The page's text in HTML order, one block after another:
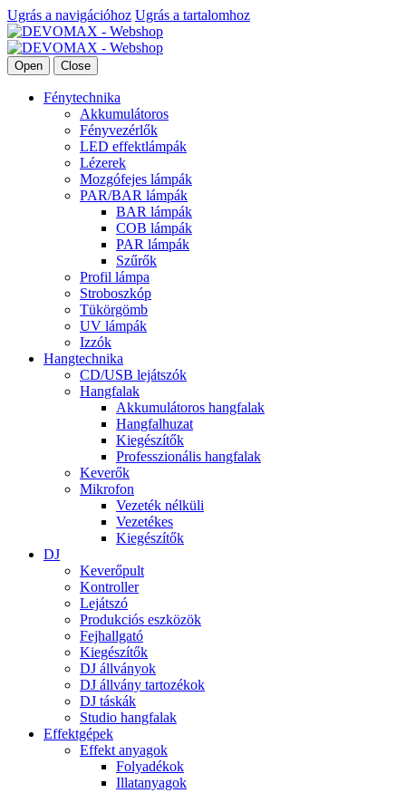
Ugrás a navigációhoz Ugrás a tartalomhoz
Open Close
Fénytechnika
Akkumulátoros
Fényvezérlők
LED effektlámpák
Lézerek
Mozgófejes lámpák
PAR/BAR lámpák
BAR lámpák
COB lámpák
PAR lámpák
Szűrők
Profil lámpa
Stroboszkóp
Tükörgömb
UV lámpák
Izzók
Hangtechnika
CD/USB lejátszók
Hangfalak
Akkumulátoros hangfalak
Hangfalhuzat
Kiegészítők
Professzionális hangfalak
Keverők
Mikrofon
Vezeték nélküli
Vezetékes
Kiegészítők
DJ
Keverőpult
Kontroller
Lejátszó
Produkciós eszközök
Fejhallgató
Kiegészítők
DJ állványok
DJ állvány tartozékok
DJ táskák
Studio hangfalak
Effektgépek
Effekt anyagok
Folyadékok
Illatanyagok